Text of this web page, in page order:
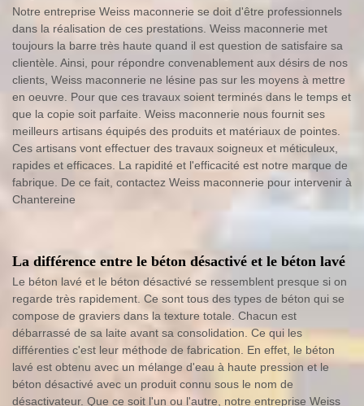
Notre entreprise Weiss maconnerie se doit d'être professionnels
dans la réalisation de ces prestations. Weiss maconnerie met
toujours la barre très haute quand il est question de satisfaire sa
clientèle. Ainsi, pour répondre convenablement aux désirs de nos
clients, Weiss maconnerie ne lésine pas sur les moyens à mettre
en oeuvre. Pour que ces travaux soient terminés dans le temps et
que la copie soit parfaite. Weiss maconnerie nous fournit ses
meilleurs artisans équipés des produits et matériaux de pointes.
Ces artisans vont effectuer des travaux soigneux et méticuleux,
rapides et efficaces. La rapidité et l'efficacité est notre marque de
fabrique. De ce fait, contactez Weiss maconnerie pour intervenir à
Chantereine
La différence entre le béton désactivé et le béton lavé
Le béton lavé et le béton désactivé se ressemblent presque si on
regarde très rapidement. Ce sont tous des types de béton qui se
compose de graviers dans la texture totale. Chacun est
débarrassé de sa laite avant sa consolidation. Ce qui les
différenties c'est leur méthode de fabrication. En effet, le béton
lavé est obtenu avec un mélange d'eau à haute pression et le
béton désactivé avec un produit connu sous le nom de
désactivateur. Que ce soit l'un ou l'autre, notre entreprise Weiss